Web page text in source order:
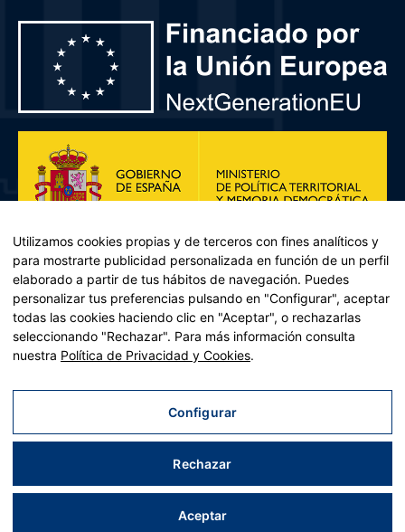
Plan de Recuperación, Transformación y Resiliencia – Financiado por
Recuperación y resiliencia, establecido por el Reglamento (UE)
2021/241 del Parlamento Europeo y del Consejo, de 12 de febrero
Aviso legal|Política de privacidad|Política de cookies|Accesibilidad|Mapa web
| Desarrollado porTrestristes
Utilizamos cookies propias y de terceros con fines analíticos y
para mostrarte publicidad personalizada en función de un perfil
elaborado a partir de tus hábitos de navegación. Puedes
personalizar tus preferencias pulsando en "Configurar", aceptar
todas las cookies haciendo clic en "Aceptar", o rechazarlas
seleccionando "Rechazar". Para más información consulta
nuestra Política de Privacidad y Cookies.
Configurar
Rechazar
Aceptar